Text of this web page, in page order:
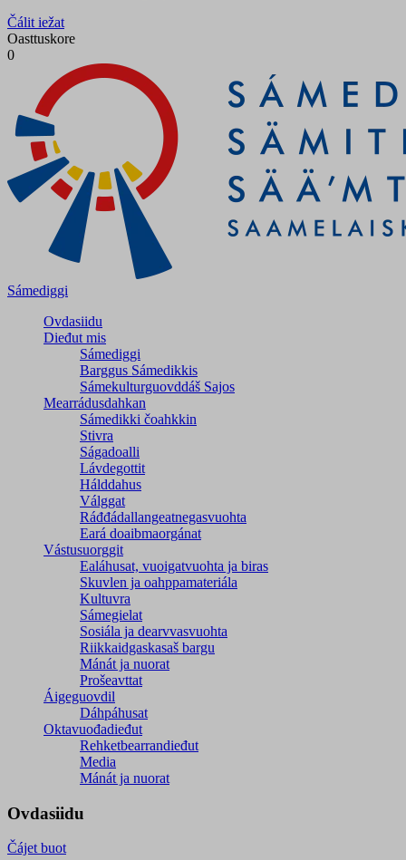
Čálit iežat
Oasttuskore
0
Sámediggi
Ovdasiidu
Dieđut mis
Sámediggi
Barggus Sámedikkis
Sámekulturguovddáš Sajos
Mearrádusdahkan
Sámedikki čoahkkin
Stivra
Ságadoalli
Lávdegottit
Hálddahus
Válggat
Ráđđádallangeatnegas­vuohta
Eará doaibmaorgánat
Vástusuorggit
Ealáhusat, vuoigatvuohta ja biras
Skuvlen ja oahppamateriála
Kultuvra
Sámegielat
Sosiála ja dearvvasvuohta
Riikkaidgaskasaš bargu
Mánát ja nuorat
Prošeavttat
Áigeguovdil
Dáhpáhusat
Oktavuođadieđut
Rehketbearrandieđut
Media
Mánát ja nuorat
Ovdasiidu
Čájet buot